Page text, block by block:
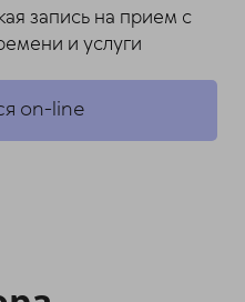
запись на прием с
и услуги
on-line